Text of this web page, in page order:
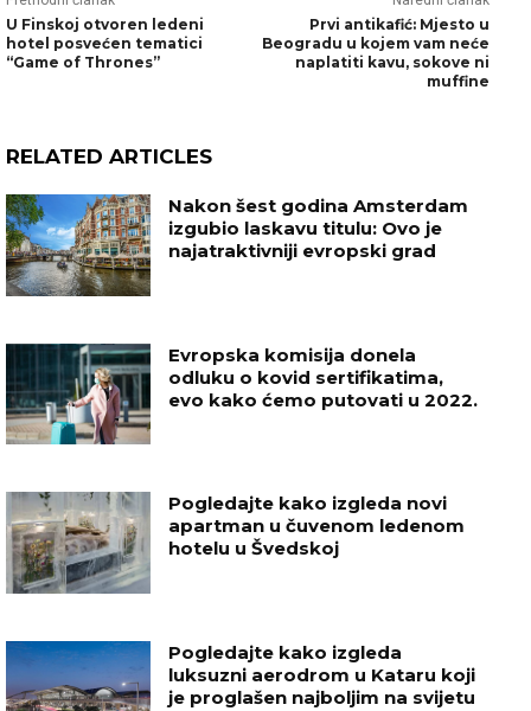
U Finskoj otvoren ledeni
hotel posvećen tematici
“Game of Thrones”
Prvi antikafić: Mjesto u
Beogradu u kojem vam neće
naplatiti kavu, sokove ni
muffine
RELATED ARTICLES
Nakon šest godina Amsterdam
izgubio laskavu titulu: Ovo je
najatraktivniji evropski grad
Evropska komisija donela
odluku o kovid sertifikatima,
evo kako ćemo putovati u 2022.
Pogledajte kako izgleda novi
apartman u čuvenom ledenom
hotelu u Švedskoj
Pogledajte kako izgleda
luksuzni aerodrom u Kataru koji
je proglašen najboljim na svijetu